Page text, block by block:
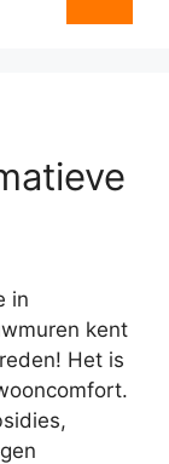
in
kent
Het is